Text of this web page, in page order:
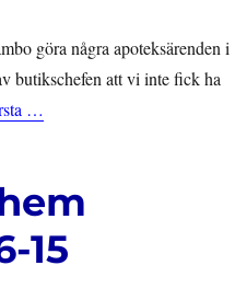
göra några apoteksärenden i
butikschefen att vi inte fick ha
…
15